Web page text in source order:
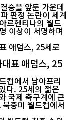
승을 앞둔 가운데
판정 논란이 세계
르헨티나의 월드
이상이 서명하며
표 애덤스, 25
다. 25세의 젊은
국제 축구계에 큰